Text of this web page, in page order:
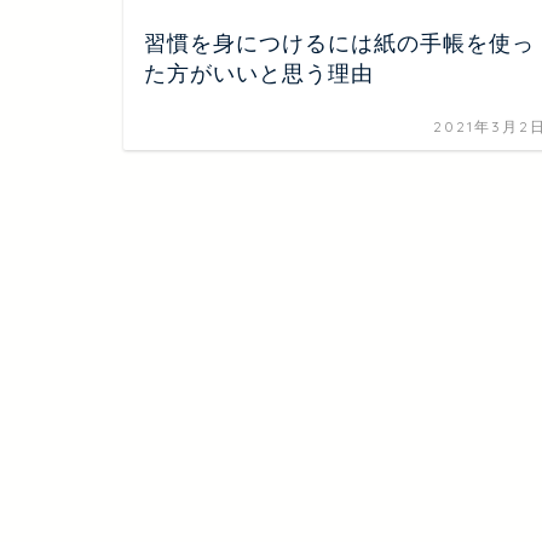
習慣を身につけるには紙の手帳を使っ
た方がいいと思う理由
2021年3月2